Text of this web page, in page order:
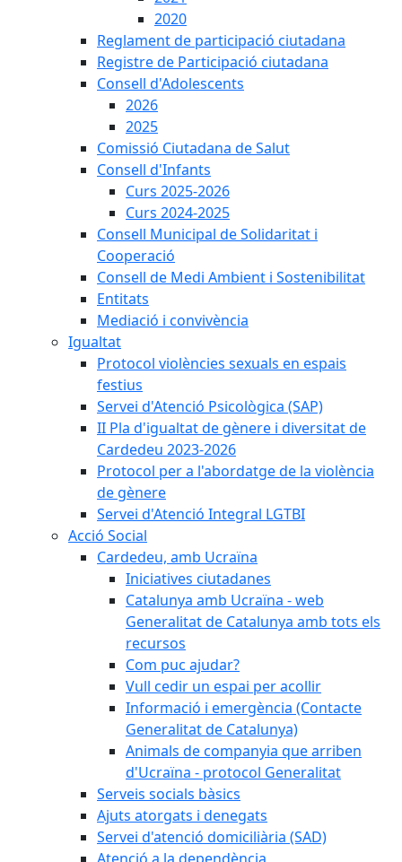
2020
Reglament de participació ciutadana
Registre de Participació ciutadana
Consell d'Adolescents
2026
2025
Comissió Ciutadana de Salut
Consell d'Infants
Curs 2025-2026
Curs 2024-2025
Consell Municipal de Solidaritat i
Cooperació
Consell de Medi Ambient i Sostenibilitat
Entitats
Mediació i convivència
Igualtat
Protocol violències sexuals en espais
festius
Servei d'Atenció Psicològica (SAP)
II Pla d'igualtat de gènere i diversitat de
Cardedeu 2023-2026
Protocol per a l'abordatge de la violència
de gènere
Servei d'Atenció Integral LGTBI
Acció Social
Cardedeu, amb Ucraïna
Iniciatives ciutadanes
Catalunya amb Ucraïna - web
Generalitat de Catalunya amb tots els
recursos
Com puc ajudar?
Vull cedir un espai per acollir
Informació i emergència (Contacte
Generalitat de Catalunya)
Animals de companyia que arriben
d'Ucraïna - protocol Generalitat
Serveis socials bàsics
Ajuts atorgats i denegats
Servei d'atenció domiciliària (SAD)